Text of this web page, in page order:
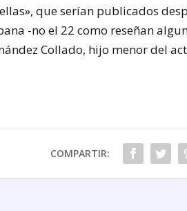
que serían publicados
-no el 22 como reseñan
Collado, hijo menor del
COMPARTIR: